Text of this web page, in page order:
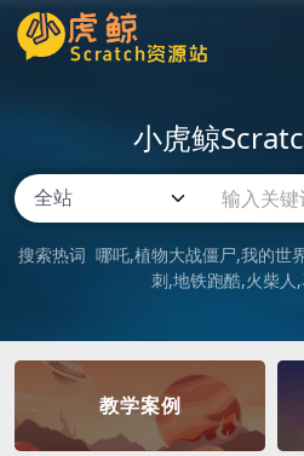
小虎鲸
搜索热词 哪吒 植物大战僵尸 我的世
刺 地铁跑酷 火柴人
教学案例